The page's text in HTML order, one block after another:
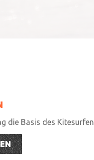
die Basis des